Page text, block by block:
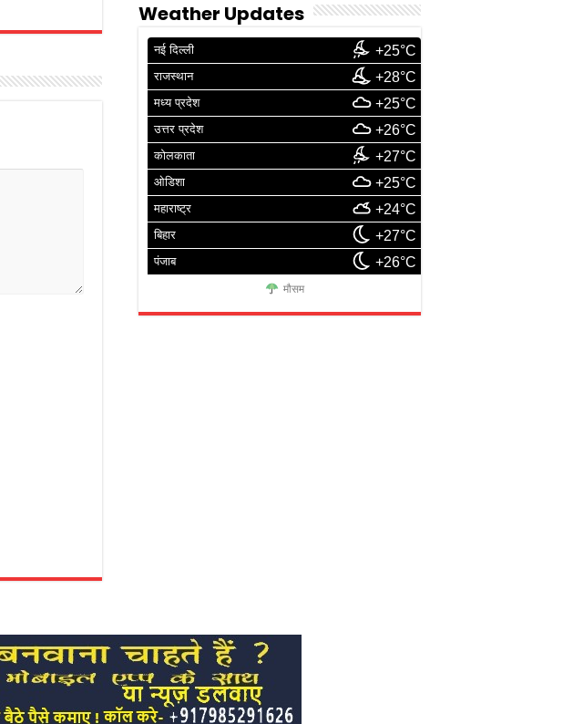
Weather Updates
नई दिल्ली +25°C
राजस्थान +28°C
मध्य प्रदेश +25°C
उत्तर प्रदेश +26°C
कोलकाता +27°C
ओडिशा +25°C
महाराष्ट्र +24°C
बिहार +27°C
पंजाब +26°C
मौसम